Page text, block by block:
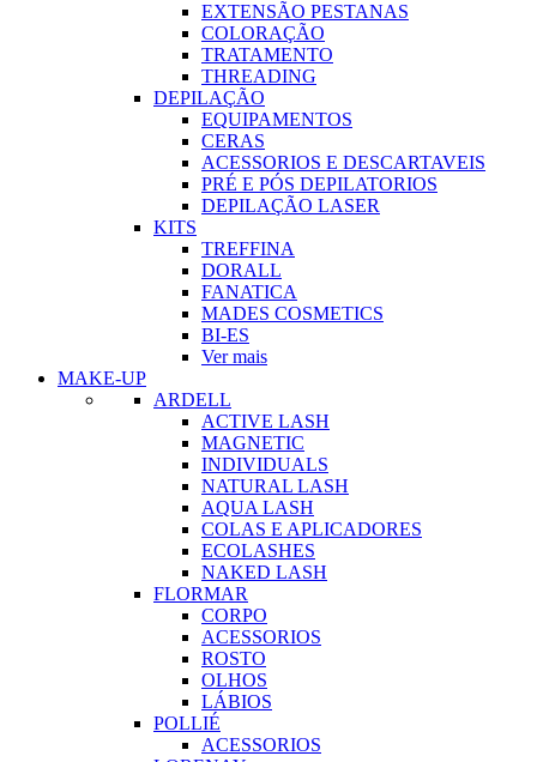
EXTENSÃO PESTANAS
COLORAÇÃO
TRATAMENTO
THREADING
DEPILAÇÃO
EQUIPAMENTOS
CERAS
ACESSORIOS E DESCARTAVEIS
PRÉ E PÓS DEPILATORIOS
DEPILAÇÃO LASER
KITS
TREFFINA
DORALL
FANATICA
MADES COSMETICS
BI-ES
Ver mais
MAKE-UP
ARDELL
ACTIVE LASH
MAGNETIC
INDIVIDUALS
NATURAL LASH
AQUA LASH
COLAS E APLICADORES
ECOLASHES
NAKED LASH
FLORMAR
CORPO
ACESSORIOS
ROSTO
OLHOS
LÁBIOS
POLLIÉ
ACESSORIOS